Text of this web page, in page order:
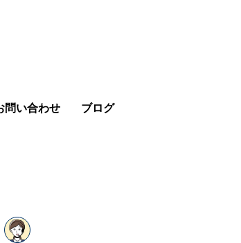
問い合わせ ブログ